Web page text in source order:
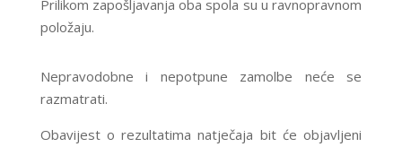
Prilikom zapošljavanja oba spola su u ravnopravnom
položaju.
Nepravodobne i nepotpune zamolbe neće se
razmatrati.
Obavijest o rezultatima natječaja bit će objavljeni